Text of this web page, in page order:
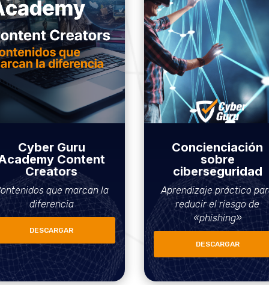
Cyber Guru
Content
Creators
que marcan la
diferencia
DESCARGAR
Concienciación
sobre
ciberseguridad
Aprendizaje práctico
reducir el riesgo de
«phishing»
DESCARGAR